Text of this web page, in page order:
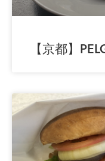
【京都】